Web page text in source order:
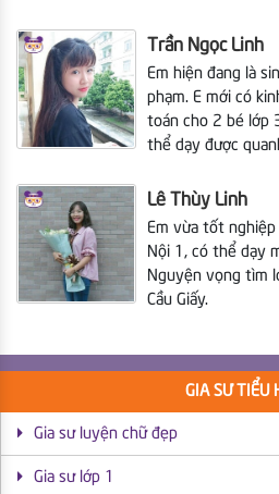
Trần Ngọc Linh
Em hiện đang là
phạm. E mới có
toán cho 2 bé lớp
thể dạy được
Lê Thùy Linh
Em vừa tốt nghiệp
Nội 1, có thể dạy
Nguyện vọng tìm
Cầu Giấy.
GIA SƯ TIỂU
Gia sư luyện chữ đẹp
Gia sư lớp 1